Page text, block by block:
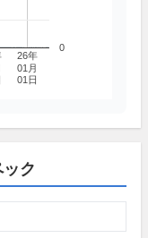
26年
01月
01日
0
ク